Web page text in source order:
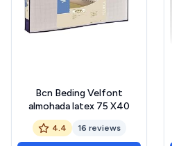
Bcn Beding Velfont
almohada latex 75 X40
4.4 16 reviews